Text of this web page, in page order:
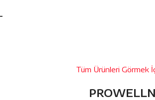
Tüm Ürünleri Görmek